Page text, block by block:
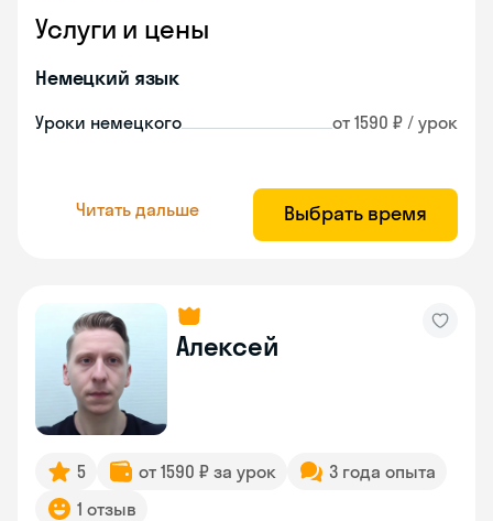
Услуги и цены
Немецкий язык
Уроки немецкого от 1590 ₽ / урок
Читать дальше Выбрать время
Алексей
5 от 1590 ₽ за урок
3 года опыта
1 отзыв